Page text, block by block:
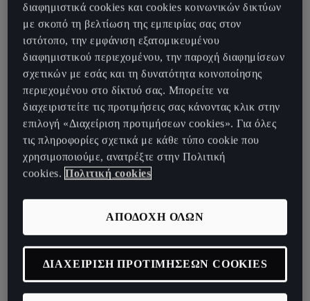
The SEAT Group advocates for integrity and
transparency in business culture, convinced that
sustained economic success can only be reached by
fulfilling legal requirements.
For this reason, the SEAT Group has always stressed the
need for respectful and honest behaviour helping in
complying with existing rules, principles and values
foreseen in the Code of Conduct.
This code offers guidance and help to the employees in their daily
for better comprehension. In addition, the document exposes how
to contribute individually to SEAT's success.
Finally the SEAT Group encourages its suppliers and commercial
partners to bear in mind the Code of Conduct in its corporate
policies.
διαφημιστικά cookies και cookies κοινωνικών δικτύων
με σκοπό τη βελτίωση της εμπειρίας σας στον
ιστότοπο, την εμφάνιση εξατομικευμένου
διαφημιστικού περιεχομένου, την παροχή διαφημίσεων
σχετικών με εσάς και τη δυνατότητα κοινοποίησης
περιεχομένου στο δίκτυό σας. Μπορείτε να
διαχειριστείτε τις προτιμήσεις σας κάνοντας κλικ στην
επιλογή «Διαχείριση προτιμήσεων cookies». Για όλες
τις πληροφορίες σχετικά με κάθε τύπο cookie που
χρησιμοποιούμε, ανατρέξτε στην Πολιτική
cookies. Πολιτική cookies
ΑΠΟΔΟΧΗ ΟΛΩΝ
ΔΙΑΧΕΙΡΙΣΗ ΠΡΟΤΙΜΗΣΕΩΝ COOKIES